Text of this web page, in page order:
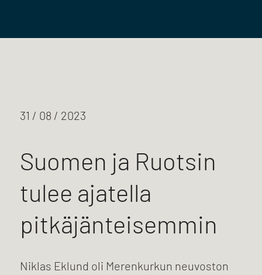
31 / 08 / 2023
Suomen ja Ruotsin
tulee ajatella
pitkäjänteisemmin
Niklas Eklund oli Merenkurkun neuvoston